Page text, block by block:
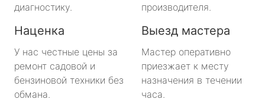
диагностику.
производителя.
Наценка
У нас честные цены за
ремонт садовой и
бензиновой техники без
обмана.
Выезд мастера
Мастер оперативно
приезжает к месту
назначения в течении
часа.